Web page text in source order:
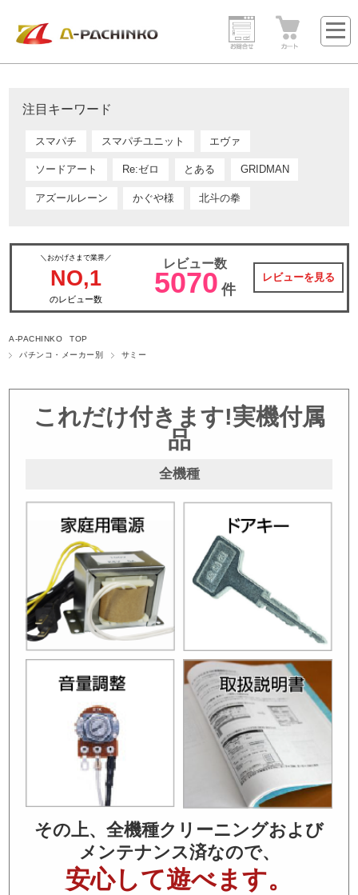
注目キーワード
スマパチ スマパチユニット エヴァ
ソードアート Re:ゼロ とある GRIDMAN
アズールレーン かぐや様 北斗の拳
＼おかげさまで業界／
NO,1
のレビュー数
レビュー数
5070 件
レビューを見る
A-PACHINKO TOP
パチンコ・メーカー別
サミー
これだけ付きます!実機付属
品
全機種
その上、全機種クリーニングおよび
メンテナンス済なので、
安心して遊べます。